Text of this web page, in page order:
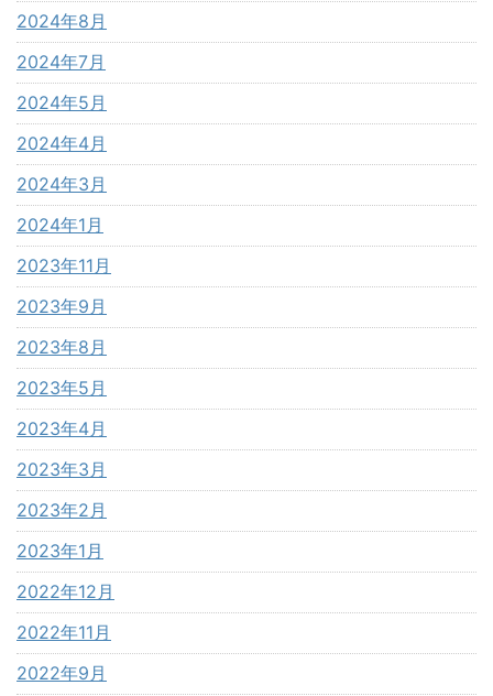
2024年8月
2024年7月
2024年5月
2024年4月
2024年3月
2024年1月
2023年11月
2023年9月
2023年8月
2023年5月
2023年4月
2023年3月
2023年2月
2023年1月
2022年12月
2022年11月
2022年9月